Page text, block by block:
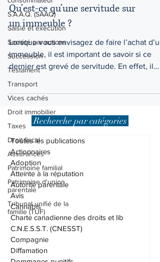
S.A.A.Q. (SAAQ)
Saisie et exécution
Société par actions
Succession
Testament
Transport
Vices cachés
Droit immobilier
Taxes
Droit fiscal
Assurances
Patrimoine familial
Patrimoine d'union
parentale
Tribunal unifié de la
famille (TUF)
Droit civil
Qu’est-ce qu’une servitude sur
un immeuble ?
Lorsque vous envisagez de faire l’achat d’un
immeuble, il est important de savoir si ce
dernier est grevé de servitude. En effet, il
est...
Recherche par catégories
Toutes les publications
Actionnaires
Adoption
Atteinte à la réputation
Autorité parentale
Avis
Cannabis
Charte canadienne des droits et lib
C.N.E.S.S.T. (CNESST)
Compagnie